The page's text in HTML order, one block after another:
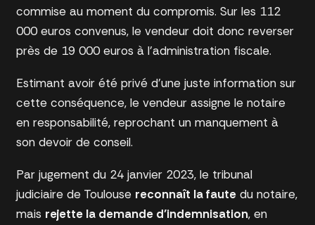
commise au moment du compromis. Sur les 112
000 euros convenus, le vendeur doit donc reverser
près de 19 000 euros à l’administration fiscale.
Estimant avoir été privé d’une juste information sur
cette conséquence, le vendeur assigne le notaire
en responsabilité, reprochant un manquement à
son devoir de conseil.
Par jugement du 24 janvier 2023, le tribunal
judiciaire de Toulouse reconnaît la faute du notaire,
mais rejette la demande d’indemnisation, en